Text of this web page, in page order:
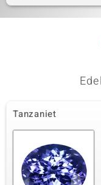
Tanzaniet